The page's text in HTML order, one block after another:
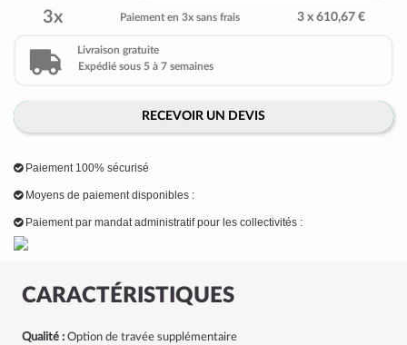
CARACTÉRISTIQUES
Qualité : Option de travée supplémentaire
3x Paiement en 3x sans frais 3 x 610,67 €
Livraison gratuite
Expédié sous 5 à 7 semaines
RECEVOIR UN DEVIS
Paiement 100% sécurisé
Moyens de paiement disponibles :
Paiement par mandat administratif pour les collectivités :